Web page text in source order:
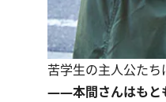
苦学生の主人公た
――本間さんはもと